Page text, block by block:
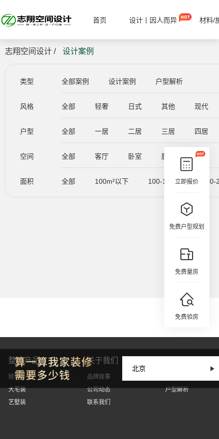
首页 设计丨因人而异 材料/
立即报价
免费户型规划
免费量房
免费验房
志翔空间设计 / 设计案例
类型 全部案例 设计案例 户型解析
风格 全部 轻奢 日式 其他 现代
户型 全部 一居 二居 三居 四居
空间 全部 客厅 卧室 厨房 餐厅
面积 全部 100m²以下 100-140m²
整装产品
轻奢装
大宅装
艺墅装
关于我们
品牌故事
公司动态
联系我们
户型解析